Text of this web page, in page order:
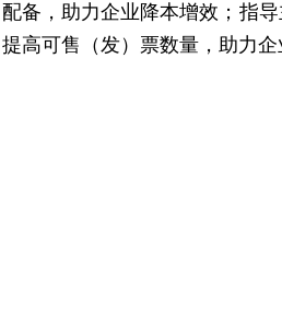
配备，助力企业降本增效；指
提高可售（发）票数量，助力企